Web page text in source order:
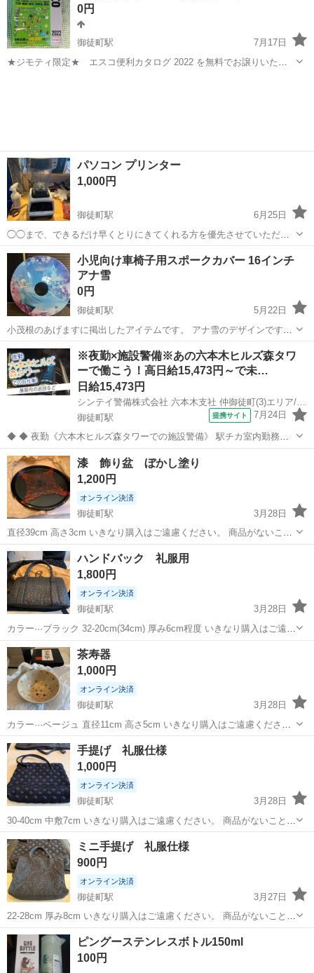
0円
御徒町駅
7月17日
★ジモティ限定★ エスコ便利カタログ 2022 を無料でお譲りいたし
パソコン プリンター
1,000円
御徒町駅
6月25日
◯◯まで、できるだけ早くとりにきてくれる方を優先させていただき
ます。 よろしくおねがいします。
東京 文京区 御徒町駅 その他
小児向け車椅子用スポークカバー 16インチ
アナ雪
0円
御徒町駅
5月22日
小茂根のあげますに掲出したアイテムです。 アナ雪のデザインです。
ネクストローラーに装着していたものを取り外しました。 引き渡し場
所はJR御徒町駅周辺が希望ですが、23区内であれば日時が合えばお届
けも可能かと思います。...
東京 台東区 御徒町駅 その他 車椅子
※夜勤×施設警備※あの六本木ヒルズ森タワ
ーで働こう！高日給15,473円～で未…
日給15,473円
シンテイ警備株式会社 六本木支社 仲御徒町(3)エリア/A3203200117
御徒町駅
提携サイト 7月24日
◆ ◆ 夜勤《六本木ヒルズ森タワーでの施設警備》 駅チカ室内勤務で
年中快適！ 夜勤のみ＆週3日～OKだから プライベートも大事にしなが
ら働けます！ 六本木駅直結だから お仕事帰りに遊びに行くのにも便利
♪ ＼未経験スター...
東京 台東区 御徒町駅
漆 飾り盆 ぼかし塗り
1,200円
オンライン決済
御徒町駅
3月28日
直径39cm 高さ3cm いきなり購入はご遠慮ください。 商品がないこと
がございます。 プロではないので保存状態や品質保証はできません。
よろしくお願い致します。 よろしくお願い致します。
東京 台東区 御徒町駅 その他
ハンドバック 礼服用
1,800円
オンライン決済
御徒町駅
3月28日
カラー···ブラック 32-20cm(34cm) 厚み6cm程度 いきなり購入はご遠慮
ください。 商品がないことがございます。 プロではないので保存状態
や品質保証はできません。
東京 台東区 御徒町駅
茶寿器
1,000円
オンライン決済
御徒町駅
3月28日
カラー···ベージュ 直径11cm 高さ5cm いきなり購入はご遠慮くださ
い。 商品がないことがございます。 プロではないので保存状態や品質
には 責任が持てませんので よく判断ください。
東京 台東区 御徒町駅 その他
手提げ 礼服仕様
1,000円
オンライン決済
御徒町駅
3月28日
30-40cm 中敷7cm いきなり購入はご遠慮ください。 商品がないことが
ございます。 プロではないので保存状態や品質保証はできません。
東京 台東区 御徒町駅 その他
ミニ手提げ 礼服仕様
900円
オンライン決済
御徒町駅
3月27日
22-28cm 厚み8cm いきなり購入はご遠慮ください。 商品がないことが
ございます。 プロではないので保存状態や品質保証はできません。
東京 台東区 御徒町駅 その他 礼服
ピングーステンレスボトル150ml
100円